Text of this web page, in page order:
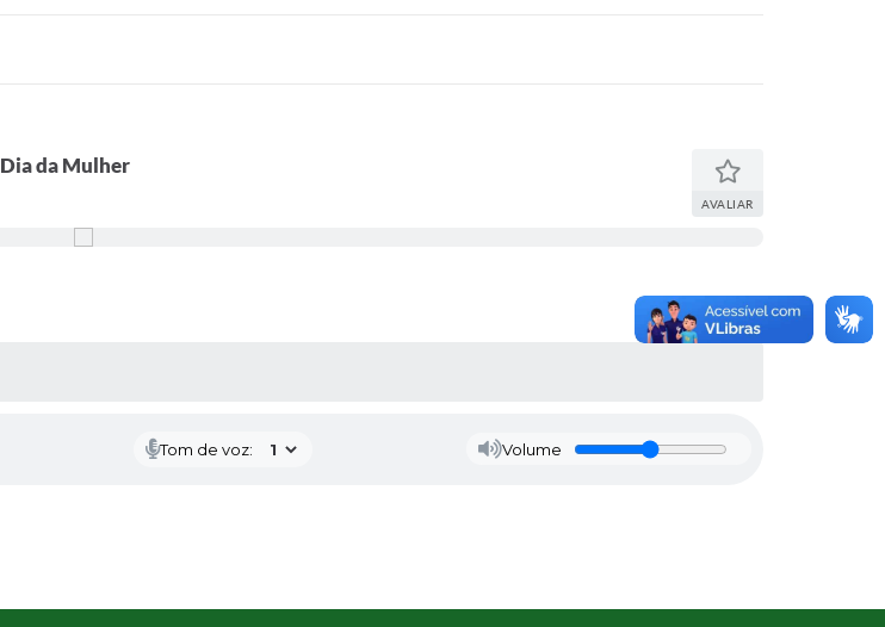
Dia da Mulher
AVALIAR
Tom de voz: Volume